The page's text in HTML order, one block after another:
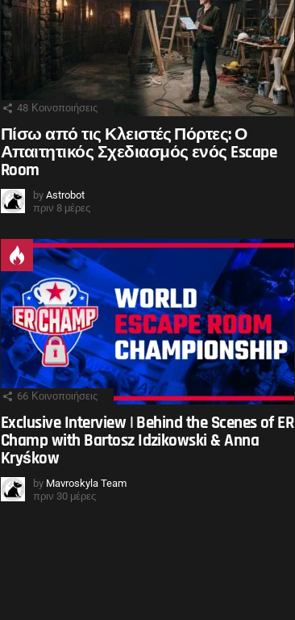
48 Κοινοποιήσεις
Πίσω από τις Κλειστές Πόρτες: Ο
Απαιτητικός Σχεδιασμός ενός Escape
Room
by Astrobot
πριν 8 μέρες
66 Κοινοποιήσεις
Exclusive Interview | Behind the Scenes of ER
Champ with Bartosz Idzikowski & Anna
Kryśkow
by Mavroskyla Team
πριν 30 μέρες